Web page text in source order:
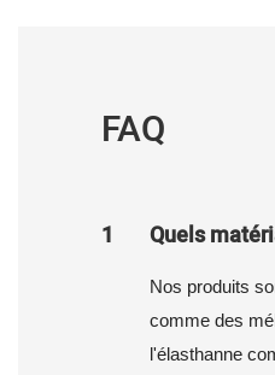
FAQ
1 Quels
Nos produits
comme des
l'élasthanne